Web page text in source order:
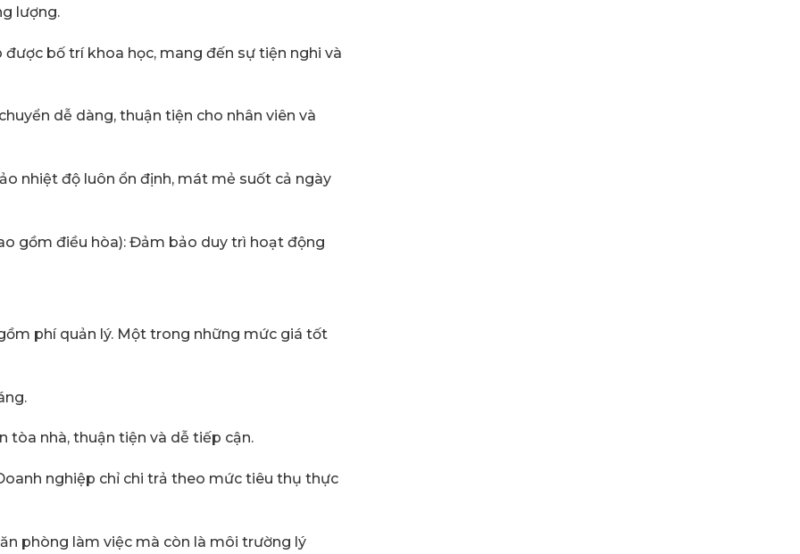
lượng.
bố trí khoa học, mang đến sự tiện nghi và
dễ dàng, thuận tiện cho nhân viên và
nhiệt độ luôn ổn định, mát mẻ suốt cả ngày
gồm điều hòa): Đảm bảo duy trì hoạt động
phí quản lý. Một trong những mức giá tốt
tòa nhà, thuận tiện và dễ tiếp cận.
nghiệp chỉ chi trả theo mức tiêu thụ thực
phòng làm việc mà còn là môi trường lý